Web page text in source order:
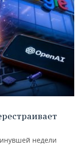
недели